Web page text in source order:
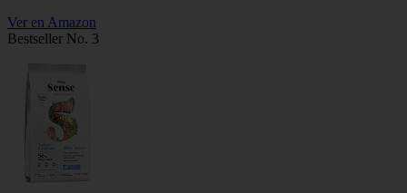
Ver en Amazon
Bestseller No. 3